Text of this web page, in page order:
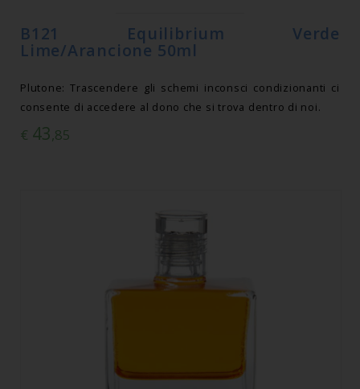
B121 Equilibrium Verde
Lime/Arancione 50ml
Plutone: Trascendere gli schemi inconsci condizionanti ci
consente di accedere al dono che si trova dentro di noi.
€ 43,85